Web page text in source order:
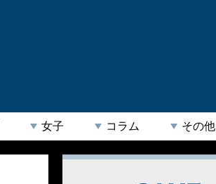
女子 コラム その他